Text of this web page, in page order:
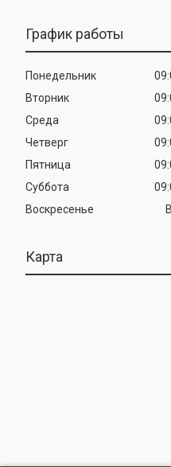
График работы
Понедельник
Вторник
Среда
Четверг
Пятница
Суббота
Воскресенье
Карта